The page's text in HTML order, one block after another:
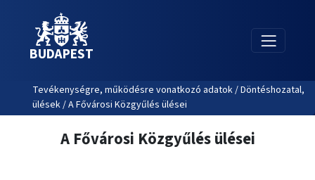
BUDAPEST
Tevékenységre, működésre vonatkozó adatok / Döntéshozatal,
ülések / A Fővárosi Közgyűlés ülései
A Fővárosi Közgyűlés ülései